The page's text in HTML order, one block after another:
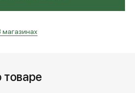
магазинах